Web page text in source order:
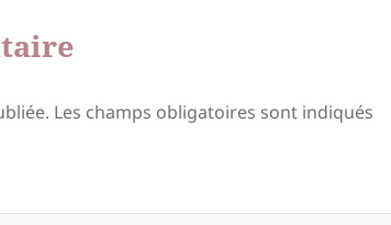
Les champs obligatoires sont indiqués